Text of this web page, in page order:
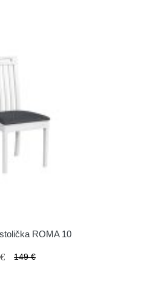
ROMA 10
149 €